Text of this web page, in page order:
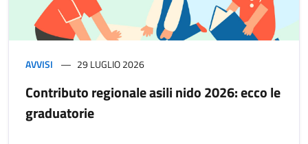
AVVISI 29 LUGLIO 2026
Contributo regionale asili nido 2026: ecco le
graduatorie